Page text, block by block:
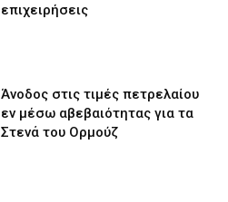
επιχειρήσεις
Άνοδος στις τιμές πετρελαίου
εν μέσω αβεβαιότητας για τα
Στενά του Ορμούζ